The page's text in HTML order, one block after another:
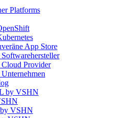
Platforms
App Store
Cloud Provider
by VSHN
VSHN